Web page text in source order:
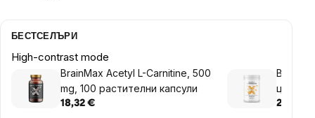
БЕСТСЕЛЪРИ
High-contrast mode
BrainMax Acetyl L-Carnitine, 500
mg, 100 растителни капсули
18,32 € 26,48 €